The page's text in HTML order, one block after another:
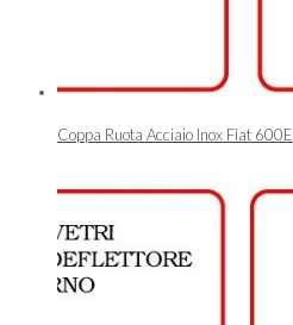
Coppa Ruota Acciaio Inox Fiat 600E